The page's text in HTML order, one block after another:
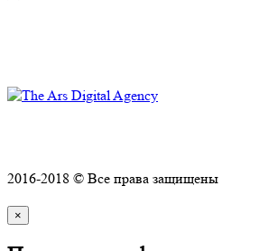
2016-2018 © Все права защищены
×